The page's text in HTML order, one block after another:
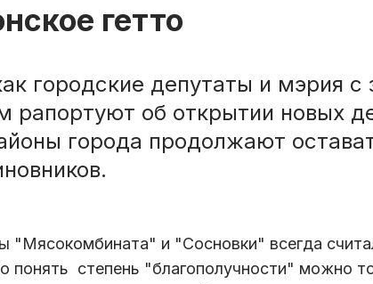
гетто
городские депутаты и мэрия с
рапортуют об открытии новых
города продолжают
"Мясокомбината" и "Сосновки" всегда
понять степень "благополучности" можно